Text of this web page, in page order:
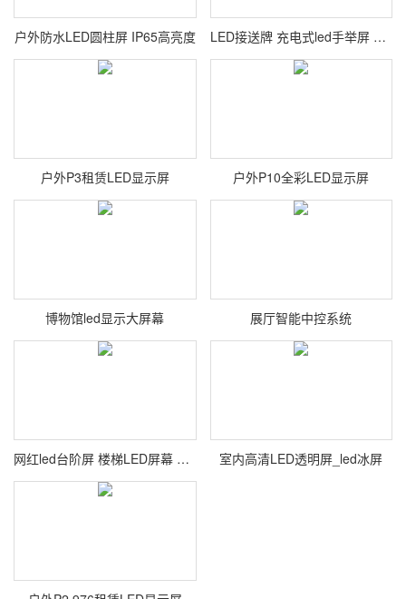
户外防水LED圆柱屏 IP65高亮度 LED接送牌 充电式led手举屏 接站牌车站机场导流牌
户外P3租赁LED显示屏 户外P10全彩LED显示屏
博物馆led显示大屏幕 展厅智能中控系统
网红led台阶屏 楼梯LED屏幕 阶梯LED显示屏 室内高清LED透明屏_led冰屏